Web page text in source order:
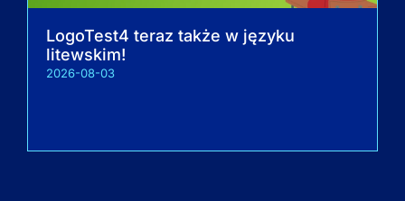
LogoTest4 teraz także w języku
litewskim!
2026-08-03